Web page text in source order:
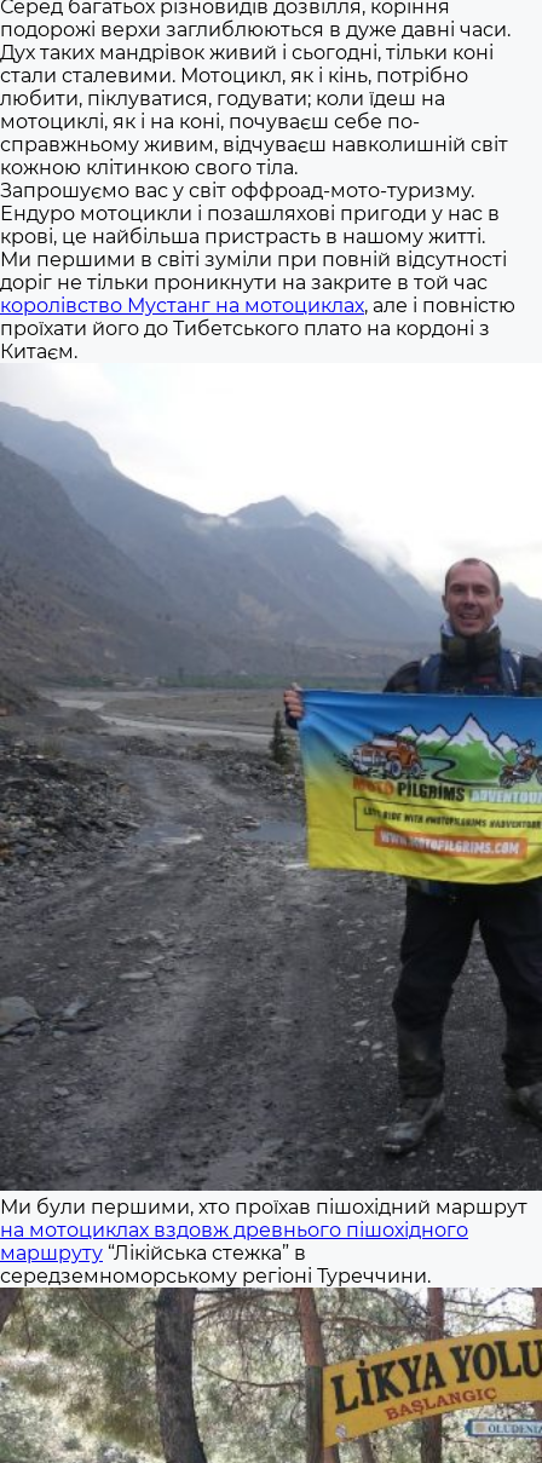
Серед багатьох різновидів дозвілля, коріння
подорожі верхи заглиблюються в дуже давні часи.
Дух таких мандрівок живий і сьогодні, тільки коні
стали сталевими. Мотоцикл, як і кінь, потрібно
любити, піклуватися, годувати; коли їдеш на
мотоциклі, як і на коні, почуваєш себе по-
справжньому живим, відчуваєш навколишній світ
кожною клітинкою свого тіла.
Запрошуємо вас у світ оффроад-мото-туризму.
Ендуро мотоцикли і позашляхові пригоди у нас в
крові, це найбільша пристрасть в нашому житті.
Ми першими в світі зуміли при повній відсутності
доріг не тільки проникнути на закрите в той час
королівство Мустанг на мотоциклах, але і повністю
проїхати його до Тибетського плато на кордоні з
Китаєм.
Ми були першими, хто проїхав пішохідний маршрут
на мотоциклах вздовж древнього пішохідного
маршруту “Лікійська стежка” в
середземноморському регіоні Туреччини.